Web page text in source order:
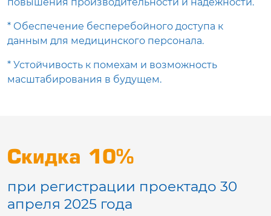
* Обеспечение бесперебойного доступа к
данным для медицинского персонала.
* Устойчивость к помехам и возможность
масштабирования в будущем.
Скидка 10%
при регистрации проектадо 30
апреля 2025 года